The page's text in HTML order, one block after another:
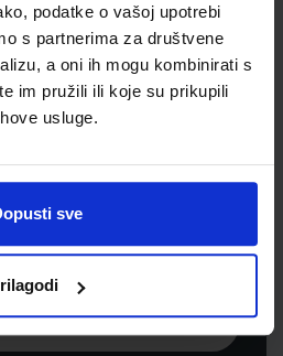
podatke o vašoj upotrebi
s partnerima za društvene
a oni ih mogu kombinirati s
im pružili ili koje su prikupili
usluge.
sve
prijava
primali informacije o novim